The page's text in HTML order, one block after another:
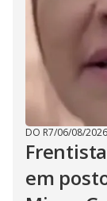
DO R7/06/08/2026
em